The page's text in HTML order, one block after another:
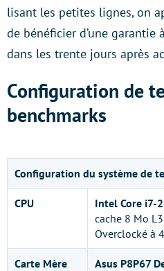
lisant les petites lignes, on
de bénéficier d’une garantie
dans les trente jours après
Configuration de
benchmarks
Configuration du système de
CPU Intel Core i7-
cache 8 Mo
Overclocké à
Carte Mère Asus P8P67